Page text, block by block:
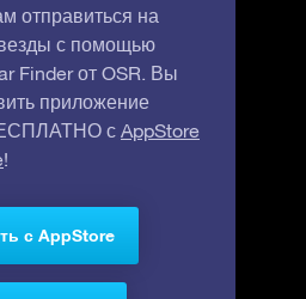
отправиться на
с помощью
Finder от OSR. Вы
приложение
с AppStore
!
с AppStore